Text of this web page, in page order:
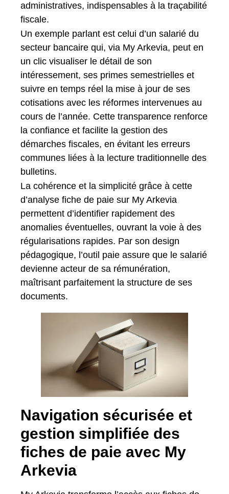
administratives, indispensables à la traçabilité
fiscale.
Un exemple parlant est celui d’un salarié du
secteur bancaire qui, via My Arkevia, peut en
un clic visualiser le détail de son
intéressement, ses primes semestrielles et
suivre en temps réel la mise à jour de ses
cotisations avec les réformes intervenues au
cours de l’année. Cette transparence renforce
la confiance et facilite la gestion des
démarches fiscales, en évitant les erreurs
communes liées à la lecture traditionnelle des
bulletins.
La cohérence et la simplicité grâce à cette
d’analyse fiche de paie sur My Arkevia
permettent d’identifier rapidement des
anomalies éventuelles, ouvrant la voie à des
régularisations rapides. Par son design
pédagogique, l’outil paie assure que le salarié
devienne acteur de sa rémunération,
maîtrisant parfaitement la structure de ses
documents.
Navigation sécurisée et
gestion simplifiée des
fiches de paie avec My
Arkevia